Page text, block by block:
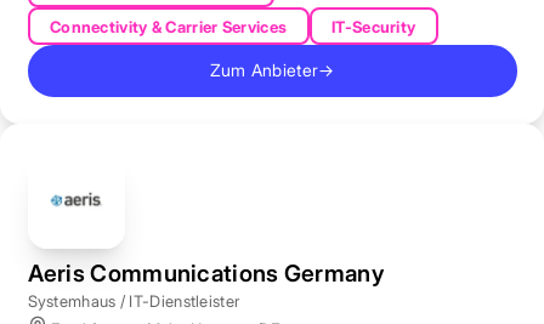
Connectivity & Carrier Services
IT-Security
Zum Anbieter→
Aeris Communications Germany
Systemhaus / IT-Dienstleister